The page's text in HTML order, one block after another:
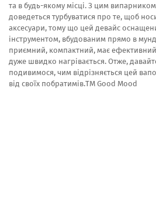
та в будь-якому місці. З цим
доведеться турбуватися про те, щоб
аксесуари, тому що цей девайс
інструментом, вбудованим прямо в
приємний, компактний, має ефективний
дуже швидко нагрівається. Отже,
подивимося, чим відрізняється цей
від своїх побратимів.TM Good Mood